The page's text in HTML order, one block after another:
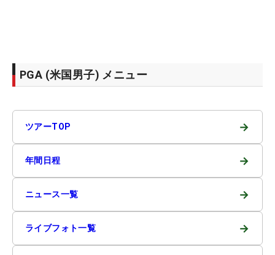
PGA (米国男子) メニュー
ツアーTOP →
年間日程 →
ニュース一覧 →
ライブフォト一覧 →